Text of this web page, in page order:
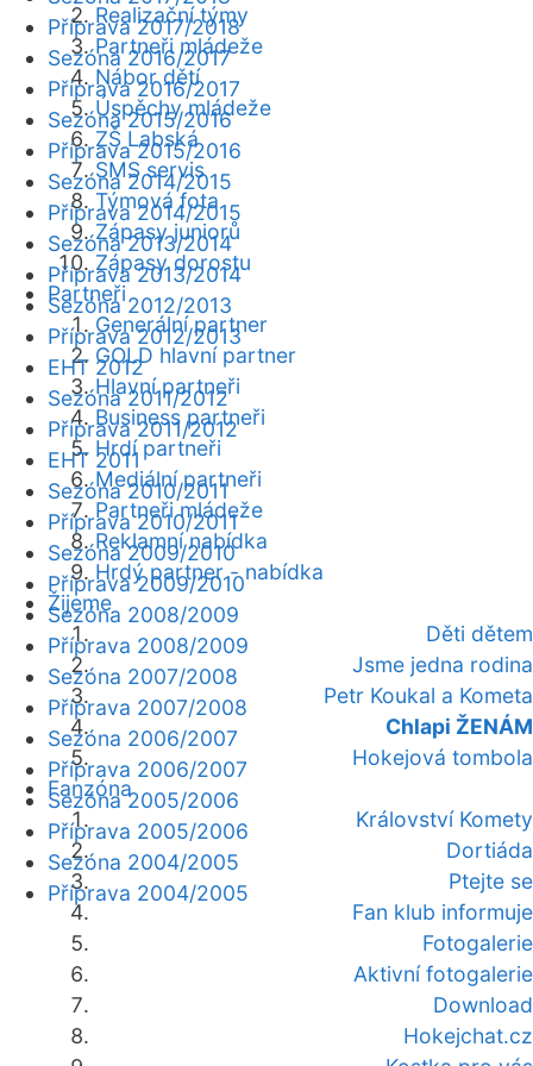
Realizační týmy
Partneři mládeže
Nábor dětí
Úspěchy mládeže
ZŠ Labská
SMS servis
Týmová fota
Zápasy juniorů
Zápasy dorostu
Partneři
Generální partner
GOLD hlavní partner
Hlavní partneři
Business partneři
Hrdí partneři
Mediální partneři
Partneři mládeže
Reklamní nabídka
Hrdý partner - nabídka
Žijeme
Děti dětem
Jsme jedna rodina
Petr Koukal a Kometa
Chlapi ŽENÁM
Hokejová tombola
Fanzóna
Království Komety
Dortiáda
Ptejte se
Fan klub informuje
Fotogalerie
Aktivní fotogalerie
Download
Hokejchat.cz
Příprava 2017/2018
Sezóna 2016/2017
Příprava 2016/2017
Sezóna 2015/2016
Příprava 2015/2016
Sezóna 2014/2015
Příprava 2014/2015
Sezóna 2013/2014
Příprava 2013/2014
Sezóna 2012/2013
Příprava 2012/2013
EHT 2012
Sezóna 2011/2012
Příprava 2011/2012
EHT 2011
Sezóna 2010/2011
Příprava 2010/2011
Sezóna 2009/2010
Příprava 2009/2010
Sezóna 2008/2009
Příprava 2008/2009
Sezóna 2007/2008
Příprava 2007/2008
Sezóna 2006/2007
Příprava 2006/2007
Sezóna 2005/2006
Příprava 2005/2006
Sezóna 2004/2005
Příprava 2004/2005